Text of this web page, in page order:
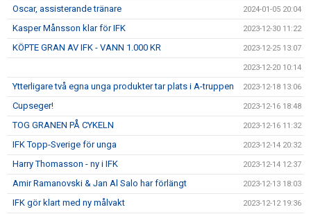
Oscar, assisterande tränare 2024-01-05 20:04
Kasper Månsson klar för IFK 2023-12-30 11:22
KÖPTE GRAN AV IFK - VANN 1.000 KR 2023-12-25 13:07
2023-12-20 10:14
Ytterligare två egna unga produkter tar plats i A-truppen 2023-12-18 13:06
Cupseger! 2023-12-16 18:48
TOG GRANEN PÅ CYKELN 2023-12-16 11:32
IFK Topp-Sverige för unga 2023-12-14 20:32
Harry Thomasson - ny i IFK 2023-12-14 12:37
Amir Ramanovski & Jan Al Salo har förlängt 2023-12-13 18:03
IFK gör klart med ny målvakt 2023-12-12 19:36